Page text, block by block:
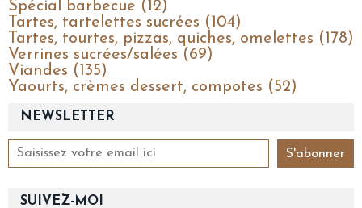
NEWSLETTER
SUIVEZ-MOI
Spécial barbecue (12)
Tartes, tartelettes sucrées (104)
Tartes, tourtes, pizzas, quiches, omelettes (178)
Verrines sucrées/salées (69)
Viandes (135)
Yaourts, crèmes dessert, compotes (52)